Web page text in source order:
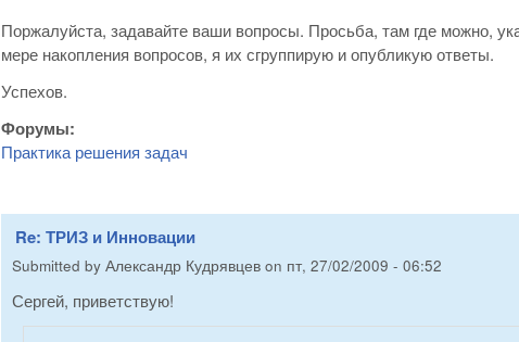
Поржалуйста, задавайте ваши вопросы. Просьба, там где можно,
мере накопления вопросов, я их сгруппирую и опубликую ответы.
Успехов.
Форумы:
Практика решения задач
Re: ТРИЗ и Инновации
Submitted by Александр Кудрявцев on пт, 27/02/2009 - 06:52
Сергей, приветствую!